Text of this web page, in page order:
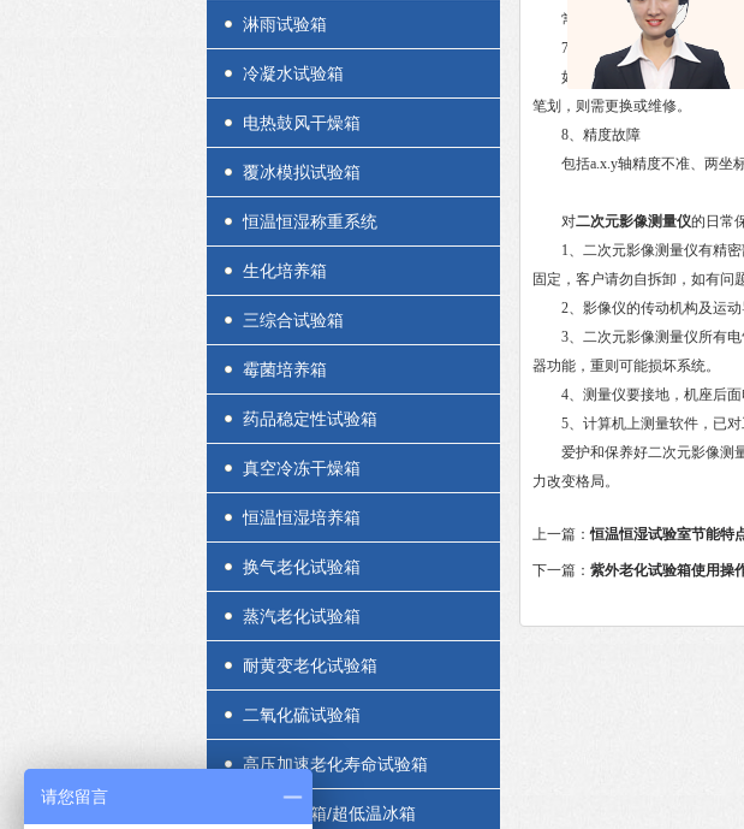
淋雨试验箱
冷凝水试验箱
电热鼓风干燥箱
覆冰模拟试验箱
恒温恒湿称重系统
生化培养箱
三综合试验箱
霉菌培养箱
药品稳定性试验箱
真空冷冻干燥箱
恒温恒湿培养箱
换气老化试验箱
蒸汽老化试验箱
耐黄变老化试验箱
二氧化硫试验箱
高压加速老化寿命试验箱
低温试验箱/超低温冰箱
常见故障有灯泡不亮、轴流风
7、电子故障
如电箱按键失灵，可系统总清
笔划，则需更换或维修。
8、精度故障
包括a.x.y轴精度不准、两坐标
对二次元影像测量仪的日常
1、二次元影像测量仪有精密
固定，客户请勿自拆卸，如有问
2、影像仪的传动机构及运动
3、二次元影像测量仪所有电
器功能，重则可能损坏系统。
4、测量仪要接地，机座后面
5、计算机上测量软件，已对
爱护和保养好二次元影像测量
力改变格局。
上一篇：恒温恒湿试验室节能特
下一篇： 紫外老化试验箱使用操
请您留言